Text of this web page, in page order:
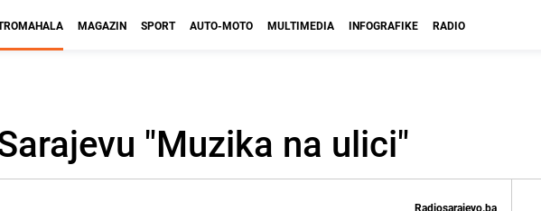
MAGAZIN SPORT AUTO-MOTO MULTIMEDIA INFOGRAFIKE RADIO
"Muzika na ulici"
Radiosarajevo.ba